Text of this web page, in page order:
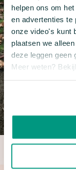
helpen ons om
en advertenties te
onze video's kunt
plaatsen we
deze leggen geen
Meer weten?